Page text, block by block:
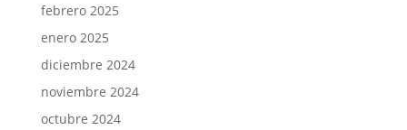
febrero 2025
enero 2025
diciembre 2024
noviembre 2024
octubre 2024